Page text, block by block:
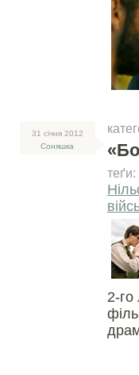
31 сiчня 2012
Соняшка
теґи:
2-го